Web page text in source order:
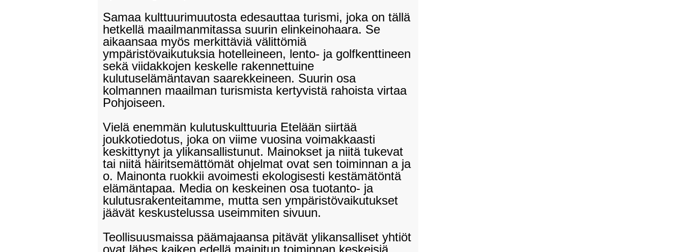
Samaa kulttuurimuutosta edesauttaa turismi, joka on tällä
hetkellä maailmanmitassa suurin elinkeinohaara. Se
aikaansaa myös merkittäviä välittömiä
ympäristövaikutuksia hotelleineen, lento- ja golfkenttineen
sekä viidakkojen keskelle rakennettuine
kulutuselämäntavan saarekkeineen. Suurin osa
kolmannen maailman turismista kertyvistä rahoista virtaa
Pohjoiseen.
Vielä enemmän kulutuskulttuuria Etelään siirtää
joukkotiedotus, joka on viime vuosina voimakkaasti
keskittynyt ja ylikansallistunut. Mainokset ja niitä tukevat
tai niitä häiritsemättömät ohjelmat ovat sen toiminnan a ja
o. Mainonta ruokkii avoimesti ekologisesti kestämätöntä
elämäntapaa. Media on keskeinen osa tuotanto- ja
kulutusrakenteitamme, mutta sen ympäristövaikutukset
jäävät keskustelussa useimmiten sivuun.
Teollisuusmaissa päämajaansa pitävät ylikansalliset yhtiöt
ovat lähes kaiken edellä mainitun toiminnan keskeisiä